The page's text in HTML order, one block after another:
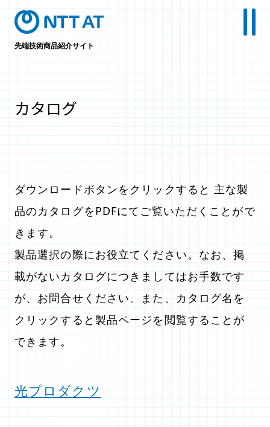
先端技術商品紹介サイト
カタログ
ダウンロードボタンをクリックすると 主な製
品のカタログをPDFにてご覧いただくことがで
きます。
製品選択の際にお役立てください。なお、掲
載がないカタログにつきましてはお手数です
が、お問合せください。また、カタログ名を
クリックすると製品ページを閲覧することが
できます。
光プロダクツ